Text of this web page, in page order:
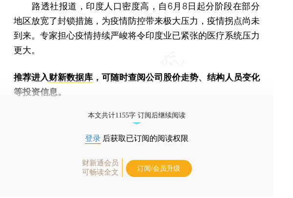
路透社报道，印度人口密度高，自6月8日起分阶段在部分
地区放宽了封锁措施，为疫情防控带来极大压力，疫情拐点尚未
到来。专家担心疫情持续严峻将令印度业已紧张的医疗系统压力
更大。
推荐进入财新数据库 ，可随时查阅公司股价走势、结构人员变化
等投资信息。
本文共计1155字 订阅后继续阅读
登录 后获取已订阅的阅读权限
财新通会员
可畅读全文
订阅/会员升级